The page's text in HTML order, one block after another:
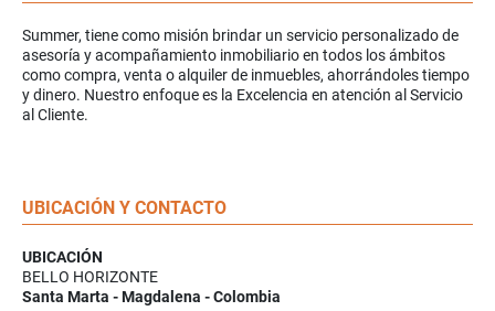
Summer, tiene como misión brindar un servicio personalizado de
asesoría y acompañamiento inmobiliario en todos los ámbitos
como compra, venta o alquiler de inmuebles, ahorrándoles tiempo
y dinero. Nuestro enfoque es la Excelencia en atención al Servicio
al Cliente.
UBICACIÓN Y CONTACTO
UBICACIÓN
BELLO HORIZONTE
Santa Marta - Magdalena - Colombia